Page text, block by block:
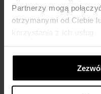
Partnerzy mogą
otrzymanymi od Ciebie